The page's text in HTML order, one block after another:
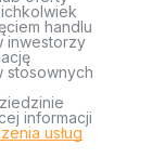
handlu
inwestorzy
stosownych
informacji
usług